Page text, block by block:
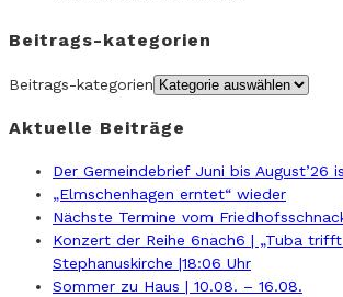
Beitrags-kategorien
Beitrags-kategorien
Aktuelle Beiträge
Der Gemeindebrief Juni bis August’26
„Elmschenhagen erntet“ wieder
Nächste Termine vom
Konzert der Reihe 6nach6 | „Tuba trifft
Stephanuskirche |18:06 Uhr
Sommer zu Haus | 10.08. – 16.08.